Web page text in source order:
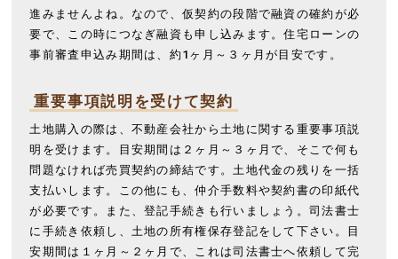
進みませんよね。なので、仮契約の段階で融資の確約が必
要で、この時につなぎ融資も申し込みます。住宅ローンの
事前審査申込み期間は、約1ヶ月～３ヶ月が目安です。
重要事項説明を受けて契約
土地購入の際は、不動産会社から土地に関する重要事項説
明を受けます。目安期間は２ヶ月～３ヶ月で、そこで何も
問題なければ売買契約の締結です。土地代金の残りを一括
支払いします。この他にも、仲介手数料や契約書の印紙代
が必要です。また、登記手続きも行いましょう。司法書士
に手続き依頼し、土地の所有権保存登記をして下さい。目
安期間は１ヶ月～２ヶ月で、これは司法書士へ依頼して完